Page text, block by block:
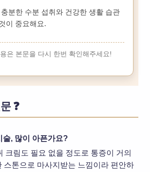
충분한 수분 섭취와 건강한 생활 습관
이 중요해요.
은 본문을 다시 한번 확인해주세요!
❓
술, 많이 아픈가요?
크림도 필요 없을 정도로 통증이 거의
스톤으로 마사지받는 느낌이라 편안하